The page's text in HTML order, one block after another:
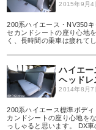
2015年9月4
200系ハイエース・NV350
セカンドシートの座り心地
く、長時間の乗車は疲れて
ハイエー
ヘッド
2014年8月7
200系ハイエース標準ボデ
カンドシートの座り心地を
っしゃると思います。 DX車